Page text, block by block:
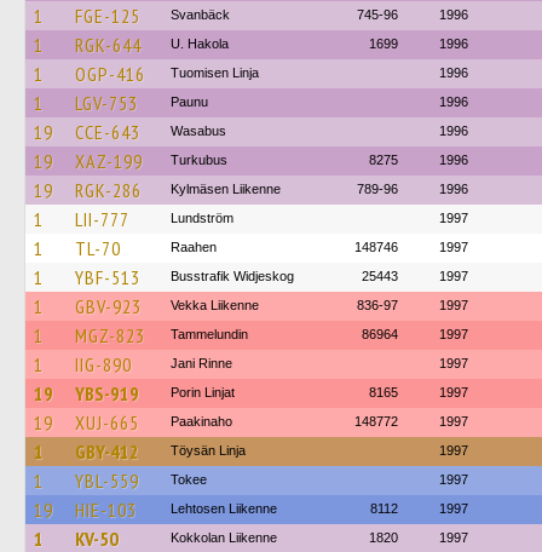
1 FGE-125 Svanbäck 745-96 1996
1 RGK-644 U. Hakola 1699 1996
1 OGP-416 Tuomisen Linja 1996
1 LGV-753 Paunu 1996
19 CCE-643 Wasabus 1996
19 XAZ-199 Turkubus 8275 1996
19 RGK-286 Kylmäsen Liikenne 789-96 1996
1 LII-777 Lundström 1997
1 TL-70 Raahen 148746 1997
1 YBF-513 Busstrafik Widjeskog 25443 1997
1 GBV-923 Vekka Liikenne 836-97 1997
1 MGZ-823 Tammelundin 86964 1997
1 IIG-890 Jani Rinne 1997
19 YBS-919 Porin Linjat 8165 1997
19 XUJ-665 Paakinaho 148772 1997
1 GBY-412 Töysän Linja 1997
1 YBL-559 Tokee 1997
19 HIE-103 Lehtosen Liikenne 8112 1997
1 KV-50 Kokkolan Liikenne 1820 1997